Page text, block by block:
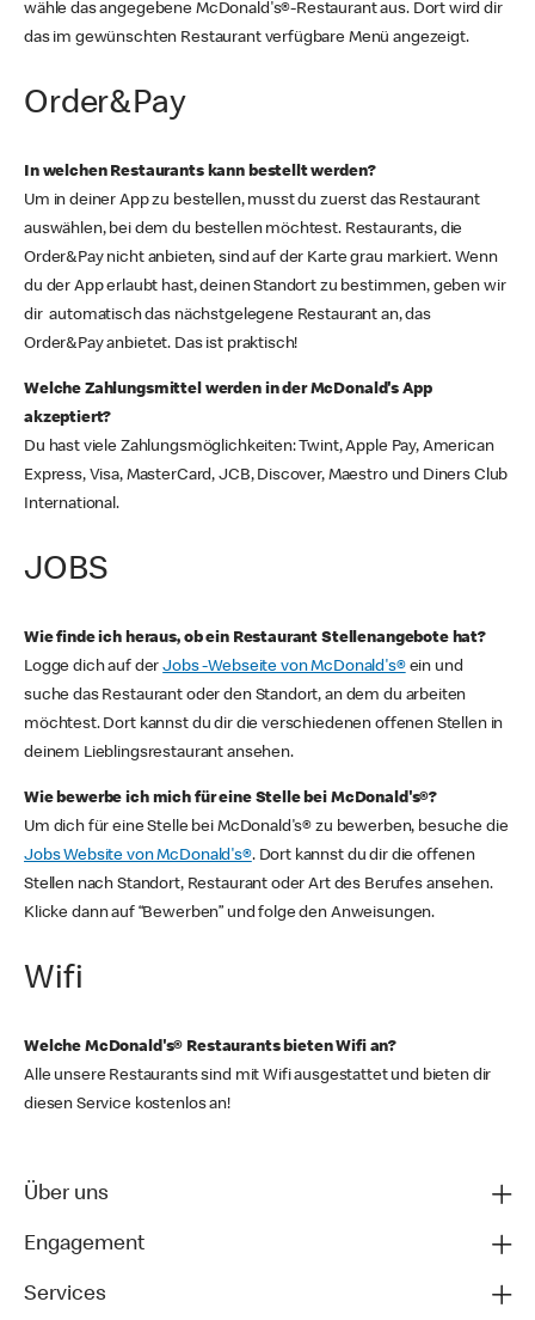
wähle das angegebene McDonald's®-Restaurant aus. Dort wird dir
das im gewünschten Restaurant verfügbare Menü angezeigt.
Order&Pay
In welchen Restaurants kann bestellt werden?
Um in deiner App zu bestellen, musst du zuerst das Restaurant
auswählen, bei dem du bestellen möchtest. Restaurants, die
Order&Pay nicht anbieten, sind auf der Karte grau markiert. Wenn
du der App erlaubt hast, deinen Standort zu bestimmen, geben wir
dir automatisch das nächstgelegene Restaurant an, das
Order&Pay anbietet. Das ist praktisch!
Welche Zahlungsmittel werden in der McDonald's App
akzeptiert?
Du hast viele Zahlungsmöglichkeiten: Twint, Apple Pay, American
Express, Visa, MasterCard, JCB, Discover, Maestro und Diners Club
International.
JOBS
Wie finde ich heraus, ob ein Restaurant Stellenangebote hat?
Logge dich auf derJobs -Webseite von McDonald's®ein und
suche das Restaurant oder den Standort, an dem du arbeiten
möchtest. Dort kannst du dir die verschiedenen offenen Stellen in
deinem Lieblingsrestaurant ansehen.
Wie bewerbe ich mich für eine Stelle bei McDonald's®?
Um dich für eine Stelle bei McDonald's® zu bewerben, besuche die
Jobs Website von McDonald's®. Dort kannst du dir die offenen
Stellen nach Standort, Restaurant oder Art des Berufes ansehen.
Klicke dann auf “Bewerben” und folge den Anweisungen.
Wifi
Welche McDonald's® Restaurants bieten Wifi an?
Alle unsere Restaurants sind mit Wifi ausgestattet und bieten dir
diesen Service kostenlos an!
Über uns
Engagement
Services